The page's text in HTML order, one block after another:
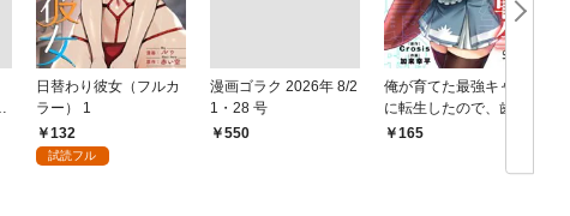
日替わり彼女（フルカ
ラー） 1
132
試読フル
漫画ゴラク 2026年 8/2
1・28 号
￥550
俺が育てた最強キャラ
に転生したので、歯向
かうヤツはすべてぶん
165